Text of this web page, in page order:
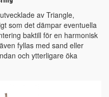
av Triangle,
som det dämpar eventuella
baktill för en harmonisk
fyllas med sand eller
och ytterligare öka